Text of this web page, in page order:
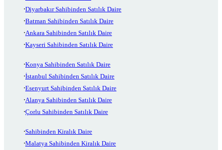
Diyarbakır Sahibinden Satılık Daire
Batman Sahibinden Satılık Daire
Ankara Sahibinden Satılık Daire
Kayseri Sahibinden Satılık Daire
Konya Sahibinden Satılık Daire
İstanbul Sahibinden Satılık Daire
Esenyurt Sahibinden Satılık Daire
Alanya Sahibinden Satılık Daire
Çorlu Sahibinden Satılık Daire
Sahibinden Kiralık Daire
Malatya Sahibinden Kiralık Daire